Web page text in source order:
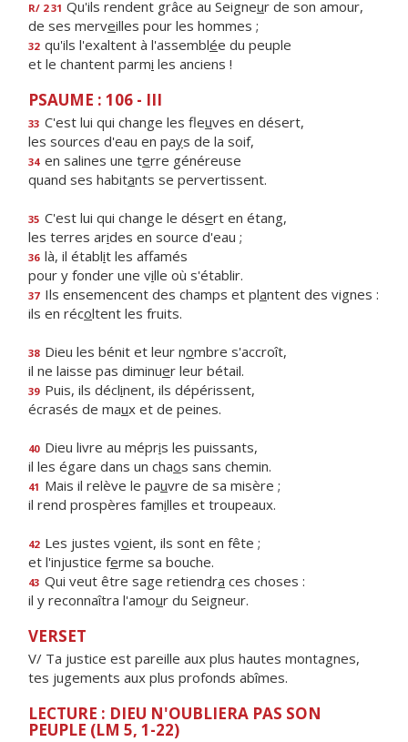
R/ 2 31 Qu'ils rendent grâce au Seigneur de son amour,
de ses merveilles pour les hommes ;
32 qu'ils l'exaltent à l'assemblée du peuple
et le chantent parmi les anciens !
PSAUME : 106 - III
33 C'est lui qui change les fleuves en désert,
les sources d'eau en pays de la soif,
34 en salines une terre généreuse
quand ses habitants se pervertissent.
35 C'est lui qui change le désert en étang,
les terres arides en source d'eau ;
36 là, il établit les affamés
pour y fonder une ville où s'établir.
37 Ils ensemencent des champs et plantent des vignes :
ils en récoltent les fruits.
38 Dieu les bénit et leur nombre s'accroît,
il ne laisse pas diminuer leur bétail.
39 Puis, ils déclinent, ils dépérissent,
écrasés de maux et de peines.
40 Dieu livre au mépris les puissants,
il les égare dans un chaos sans chemin.
41 Mais il relève le pauvre de sa misère ;
il rend prospères familles et troupeaux.
42 Les justes voient, ils sont en fête ;
et l'injustice ferme sa bouche.
43 Qui veut être sage retiendra ces choses :
il y reconnaîtra l'amour du Seigneur.
VERSET
V/ Ta justice est pareille aux plus hautes montagnes,
tes jugements aux plus profonds abîmes.
LECTURE : DIEU N'OUBLIERA PAS SON
PEUPLE (LM 5, 1-22)